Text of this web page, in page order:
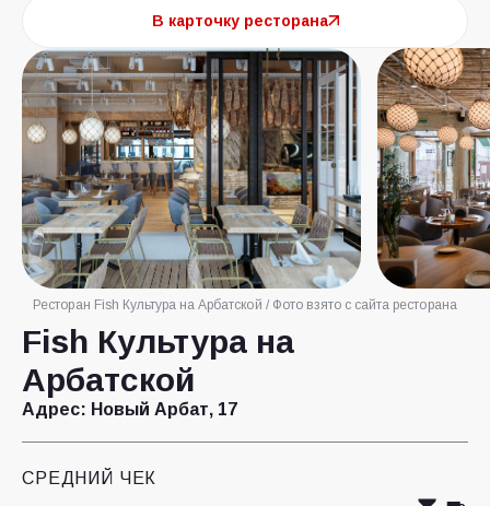
В карточку ресторана
Ресторан Fish Культура на Арбатской / Фото взято с сайта ресторана
Fish Культура на
Арбатской
Адрес: Новый Арбат, 17
СРЕДНИЙ ЧЕК